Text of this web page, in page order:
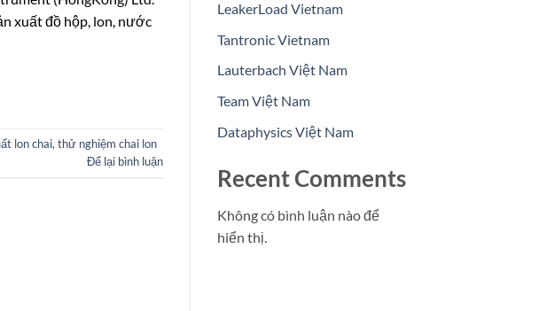
xuất đồ hộp, lon, nước
lon chai, thử nghiệm chai lon
Để lại bình luận
LeakerLoad Vietnam
Tantronic Vietnam
Lauterbach Việt Nam
Team Việt Nam
Dataphysics Việt Nam
Recent Comments
Không có bình luận nào để
hiển thị.